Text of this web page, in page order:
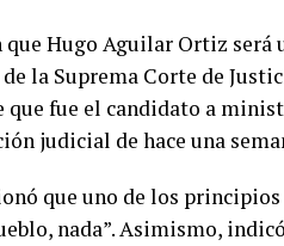
Hugo Aguilar Ortiz será
la Suprema Corte de
que fue el candidato a
judicial de hace una
que uno de los
nada”. Asimismo,